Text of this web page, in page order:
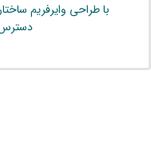
با طراحی وایرفریم